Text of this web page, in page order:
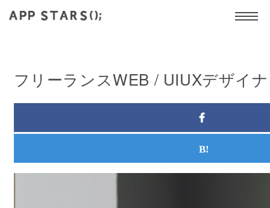
フリーランスWEB / UIUXデザイ